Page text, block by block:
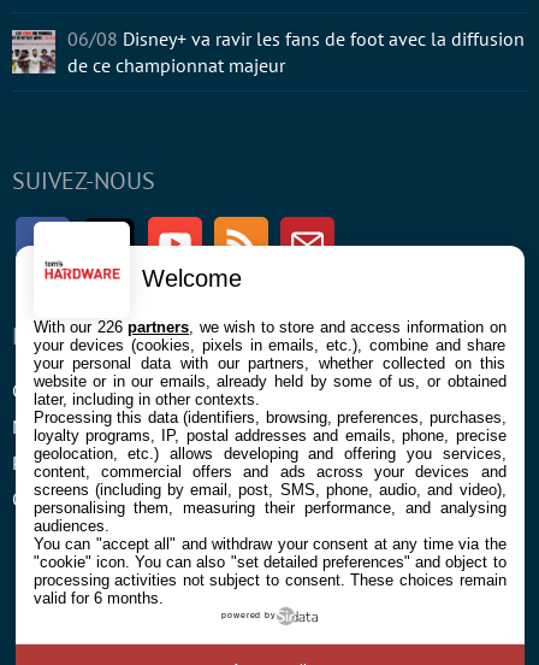
SUIVEZ-NOUS
FacebookTwitter Youtube RSS Newsletter
ENTREPRISE
Confidentialité et Cookies
Mentions légales et CGU
Préférences Cookies
Qui sommes nous
À PROPOS
Contact
06/08 Disney+ va ravir les fans de foot avec la diffusion
de ce championnat majeur
Welcome
With our 226partners , we wish to store and access information on
your devices (cookies, pixels in emails, etc.), combine and share
your personal data with our partners, whether collected on this
website or in our emails, already held by some of us, or obtained
later, including in other contexts.
Processing this data (identifiers, browsing, preferences, purchases,
loyalty programs, IP, postal addresses and emails, phone, precise
geolocation, etc.) allows developing and offering you services,
content, commercial offers and ads across your devices and
screens (including by email, post, SMS, phone, audio, and video),
personalising them, measuring their performance, and analysing
audiences.
You can "accept all" and withdraw your consent at any time via the
"cookie" icon. You can also "set detailed preferences" and object to
processing activities not subject to consent. These choices remain
valid for 6 months.
powered by